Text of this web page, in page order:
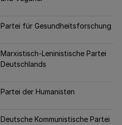
Partei für Gesundheitsforschung
Marxistisch-Leninistische Partei
Deutschlands
Partei der Humanisten
Deutsche Kommunistische Partei